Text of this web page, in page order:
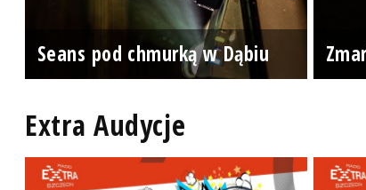
Seans pod chmurką w Dąbiu
Extra Audycje